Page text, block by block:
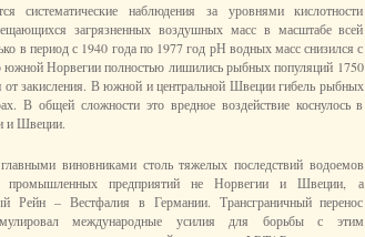
систематические наблюдения за уровнями кислотности
загрязненных воздушных масс в масштабе всей
в период с 1940 года по 1977 год рН водных масс снизился с
южной Норвегии полностью лишились рыбных популяций 1750
от закисления. В южной и центральной Швеции гибель рыбных
В общей сложности это вредное воздействие коснулось в
и Швеции.
виновниками столь тяжелых последствий водоемов
промышленных предприятий не Норвегии и Швеции, а
Рейн – Вестфалия в Германии. Трансграничный перенос
международные усилия для борьбы с этим